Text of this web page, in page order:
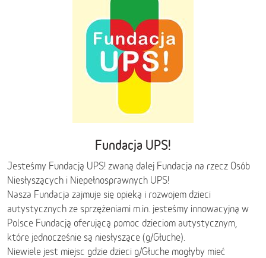
Fundacja UPS!
Jesteśmy Fundacją UPS! zwaną dalej Fundacja na rzecz Osób
Niesłyszących i Niepełnosprawnych UPS!
Nasza Fundacja zajmuje się opieką i rozwojem dzieci
autystycznych ze sprzężeniami m.in. jesteśmy innowacyjną w
Polsce Fundacją oferującą pomoc dzieciom autystycznym,
które jednocześnie są niesłyszące (g/Głuche).
Niewiele jest miejsc gdzie dzieci g/Głuche mogłyby mieć